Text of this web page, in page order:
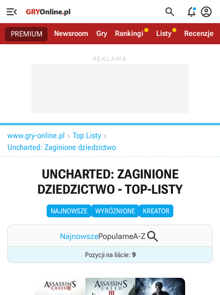
   
PREMIUM Newsroom Gry Rankingi Listy Recenzje
www.gry-online.pl  Top Listy 
Uncharted: Zaginione dziedzictwo
UNCHARTED: ZAGINIONE
DZIEDZICTWO - TOP-LISTY
NAJNOWSZE WYRÓŻNIONE KREATOR
NajnowszePopularneA-Z
Pozycji na liście: 9